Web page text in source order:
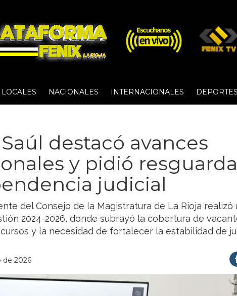
LOCALES NACIONALES INTERNACIONALES DEPORTES
destacó avances
y pidió
judicial
del Consejo de la Magistratura de La Rioja realizó
2024-2026, donde subrayó la cobertura de
y la necesidad de fortalecer la estabilidad de
de 2026